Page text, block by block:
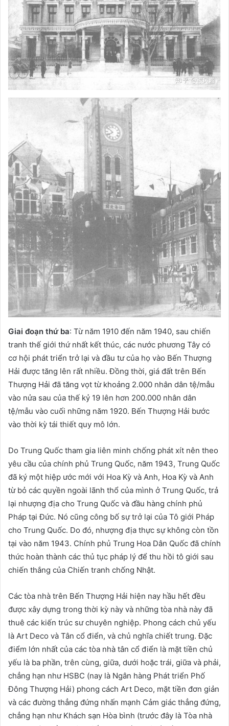
Giai đoạn thứ ba: Từ năm 1910 đến năm 1940, sau chiến
tranh thế giới thứ nhất kết thúc, các nước phương Tây có
cơ hội phát triển trở lại và đầu tư của họ vào Bến Thượng
Hải được tăng lên rất nhiều. Đồng thời, giá đất trên Bến
Thượng Hải đã tăng vọt từ khoảng 2.000 nhân dân tệ/mẫu
vào nửa sau của thế kỷ 19 lên hơn 200.000 nhân dân
tệ/mẫu vào cuối những năm 1920. Bến Thượng Hải bước
vào thời kỳ tái thiết quy mô lớn.
Do Trung Quốc tham gia liên minh chống phát xít nên theo
yêu cầu của chính phủ Trung Quốc, năm 1943, Trung Quốc
đã ký một hiệp ước mới với Hoa Kỳ và Anh, Hoa Kỳ và Anh
từ bỏ các quyền ngoài lãnh thổ của mình ở Trung Quốc, trả
lại nhượng địa cho Trung Quốc và đầu hàng chính phủ
Pháp tại Đức. Nó cũng công bố sự trở lại của Tô giới Pháp
cho Trung Quốc. Do đó, nhượng địa thực sự không còn tồn
tại vào năm 1943. Chính phủ Trung Hoa Dân Quốc đã chính
thức hoàn thành các thủ tục pháp lý để thu hồi tô giới sau
chiến thắng của Chiến tranh chống Nhật.
Các tòa nhà trên Bến Thượng Hải hiện nay hầu hết đều
được xây dựng trong thời kỳ này và những tòa nhà này đã
thuê các kiến ​​trúc sư chuyên nghiệp. Phong cách chủ yếu
là Art Deco và Tân cổ điển, và chủ nghĩa chiết trung. Đặc
điểm lớn nhất của các tòa nhà tân cổ điển là mặt tiền chủ
yếu là ba phần, trên cùng, giữa, dưới hoặc trái, giữa và phải,
chẳng hạn như HSBC (nay là Ngân hàng Phát triển Phố
Đông Thượng Hải) phong cách Art Deco, mặt tiền đơn giản
và các đường thẳng đứng nhấn mạnh Cảm giác thẳng đứng,
chẳng hạn như Khách sạn Hòa bình (trước đây là Tòa nhà